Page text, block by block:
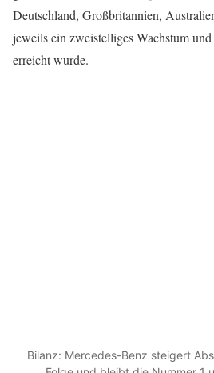
Deutschland, Großbritannien,
jeweils ein zweistelliges Wachstum
erreicht wurde.
Bilanz: Mercedes-Benz steigert